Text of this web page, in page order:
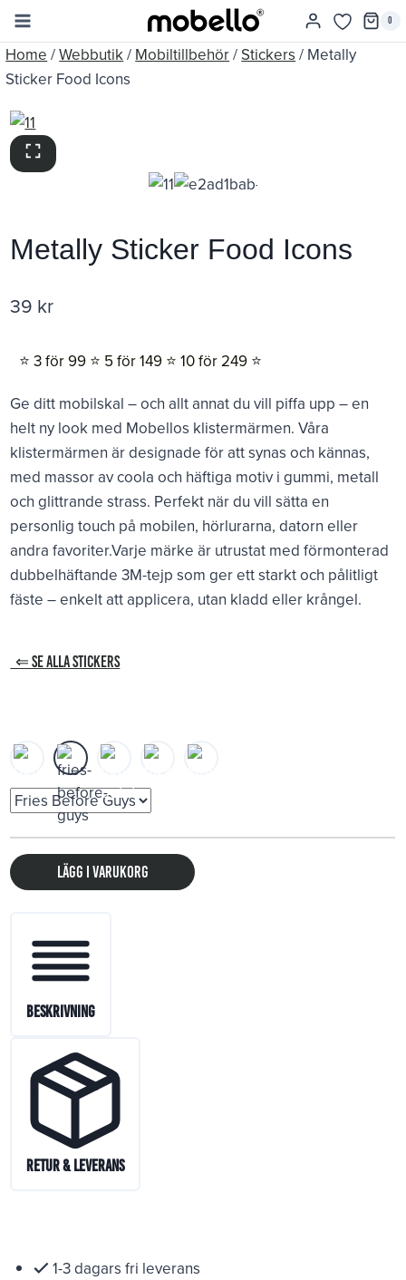
Skip
content
0
Home /Webbutik/ Mobiltillbehör/ Stickers / Metally
Sticker Food Icons
Metally Sticker Food Icons
39 kr
⭐️ 3 för 99 ⭐️ 5 för 149 ⭐️ 10 för 249 ⭐️
Ge ditt mobilskal – och allt annat du vill piffa upp – en
helt ny look med Mobellos klistermärmen. Våra
klistermärmen är designade för att synas och kännas,
med massor av coola och häftiga motiv i gummi, metall
och glittrande strass. Perfekt när du vill sätta en
personlig touch på mobilen, hörlurarna, datorn eller
andra favoriter.Varje märke är utrustat med förmonterad
dubbelhäftande 3M-tejp som ger ett starkt och pålitligt
fäste – enkelt att applicera, utan kladd eller krångel.
⇐ SE ALLA STICKERS
Lägg i varukorg
Beskrivning
Retur & Leverans
1-3 dagars fri leverans